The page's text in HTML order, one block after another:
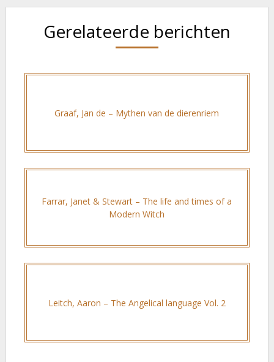
Gerelateerde berichten
Graaf, Jan de – Mythen van de dierenriem
Farrar, Janet & Stewart – The life and times of a
Modern Witch
Leitch, Aaron – The Angelical language Vol. 2